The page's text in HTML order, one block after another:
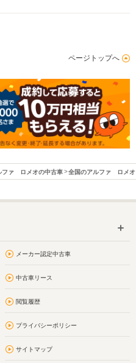
ページトップへ
ファ ロメオの中古車 全国のアルファ ロメオ
メーカー認定中古車
中古車リース
閲覧履歴
プライバシーポリシー
サイトマップ